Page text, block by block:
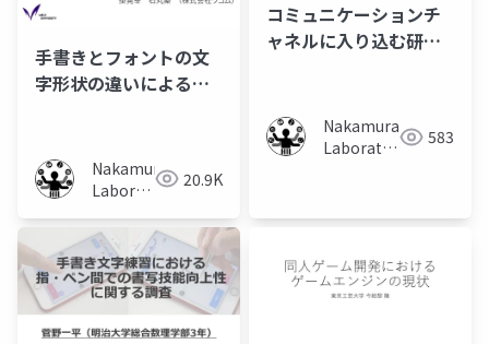
手書きとフォントの文
字形状の違いによる記
Nakamura
Laboratory
University)
20.9K
コミュニケーションチ
ャネルに入り込む研究
Nakamura
Laboratory
583